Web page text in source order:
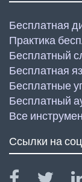
Бесплатная
Практика
Бесплатный
Бесплатная
Бесплатные
Бесплатный
Все
Ссылки на